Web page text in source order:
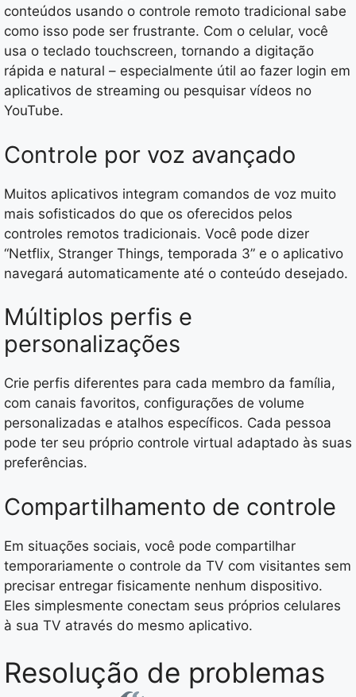
conteúdos usando o controle remoto tradicional sabe
como isso pode ser frustrante. Com o celular, você
usa o teclado touchscreen, tornando a digitação
rápida e natural – especialmente útil ao fazer login em
aplicativos de streaming ou pesquisar vídeos no
YouTube.
Controle por voz avançado
Muitos aplicativos integram comandos de voz muito
mais sofisticados do que os oferecidos pelos
controles remotos tradicionais. Você pode dizer
“Netflix, Stranger Things, temporada 3” e o aplicativo
navegará automaticamente até o conteúdo desejado.
Múltiplos perfis e
personalizações
Crie perfis diferentes para cada membro da família,
com canais favoritos, configurações de volume
personalizadas e atalhos específicos. Cada pessoa
pode ter seu próprio controle virtual adaptado às suas
preferências.
Compartilhamento de controle
Em situações sociais, você pode compartilhar
temporariamente o controle da TV com visitantes sem
precisar entregar fisicamente nenhum dispositivo.
Eles simplesmente conectam seus próprios celulares
à sua TV através do mesmo aplicativo.
Resolução de problemas